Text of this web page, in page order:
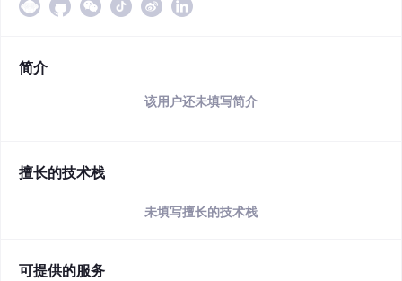
简介
该用户还未填写简介
擅长的技术栈
未填写擅长的技术栈
可提供的服务